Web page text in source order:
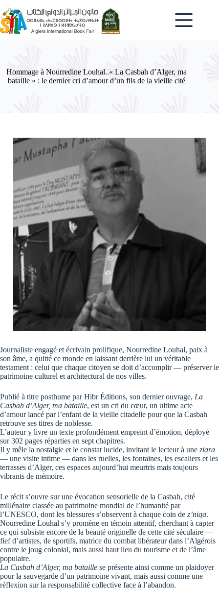
au
contenu
Hommage à Nourredine Louhal..« La Casbah d’Alger, ma
bataille » : le dernier cri d’amour d’un fils de la vieille cité
Journaliste engagé et écrivain prolifique, Nourredine Louhal, paix à
son âme, a quitté ce monde en laissant derrière lui un véritable
testament : celui que chaque citoyen se doit d’accomplir — préserver le
patrimoine culturel et architectural de nos villes.
Publié à titre posthume par Hibr Éditions, son dernier ouvrage, La
Casbah d’Alger, ma bataille, est un cri du cœur, un ultime acte
d’amour lancé par l’enfant de la vieille citadelle pour que la Casbah
retrouve ses titres de noblesse.
L’auteur y livre un texte profondément empreint d’émotion, déployé
sur 302 pages réparties en sept chapitres.
Il y mêle la nostalgie et le constat lucide, invitant le lecteur à une ziara
— une visite intime — dans les ruelles, les fontaines, les escaliers et les
terrasses d’Alger, ces espaces aujourd’hui meurtris mais toujours
vibrants de mémoire.
Le récit s’ouvre sur une évocation sensorielle de la Casbah, cité
millénaire classée au patrimoine mondial de l’humanité par
l’UNESCO, dont les blessures s’observent à chaque coin de z’niqa.
Nourredine Louhal s’y promène en témoin attentif, cherchant à capter
ce qui subsiste encore de la beauté originelle de cette cité séculaire —
fief d’artistes, de sportifs, matrice du combat libérateur dans l’Algérois
contre le joug colonial, mais aussi haut lieu du tourisme et de l’âme
populaire.
La Casbah d’Alger, ma bataille se présente ainsi comme un plaidoyer
pour la sauvegarde d’un patrimoine vivant, mais aussi comme une
réflexion sur la responsabilité collective face à l’abandon.